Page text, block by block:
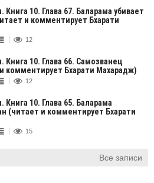
10. Глава 67. Баларама убивает
и комментирует Бхарати
12
Книга 10. Глава 66. Самозванец
комментирует Бхарати Махарадж)
12
Книга 10. Глава 65. Баларама
(читает и комментирует Бхарати
15
Все записи